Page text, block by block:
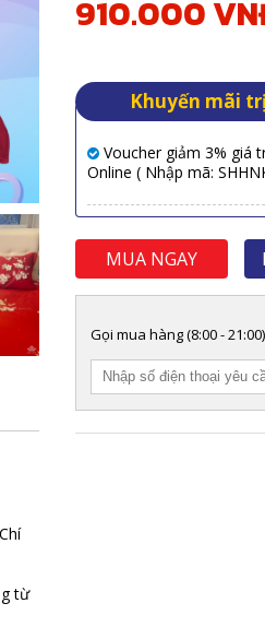
từ
910.000
Khuyến mãi
Voucher giảm 3% giá
Online ( Nhập mã:
MUA NGAY
Gọi mua hàng (8:00 -